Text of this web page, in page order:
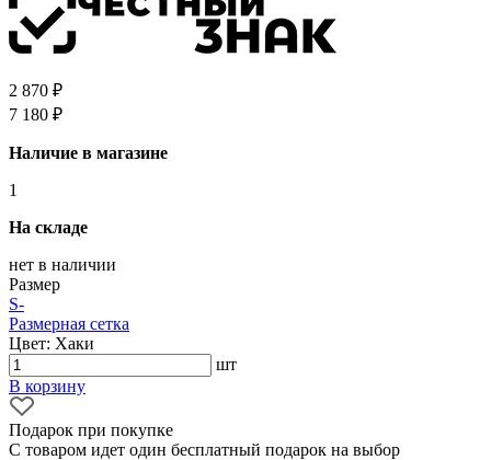
2 870 ₽
7 180 ₽
Наличие в магазине
1
На складе
нет в наличии
Размер
S-
Размерная сетка
Цвет: Хаки
шт
В корзину
Подарок при покупке
С товаром идет один бесплатный подарок на выбор